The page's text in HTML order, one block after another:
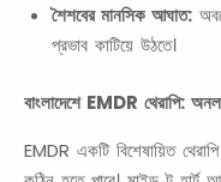
শৈশবের মানসিক আঘাত:
প্রভাব কাটিয়ে উঠতে।
বাংলাদেশে EMDR থেরাপি:
EMDR একটি বিশেষায়িত